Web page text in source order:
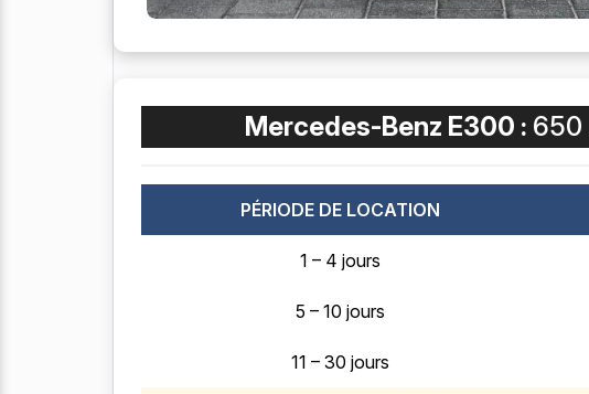
Mercedes-Benz E300 : 650
PÉRIODE DE LOCATION
1 – 4 jours
5 – 10 jours
11 – 30 jours